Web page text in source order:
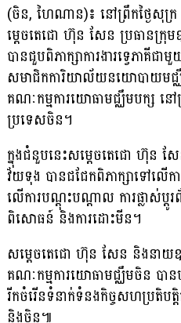
(ចិន, ហៃណាន)៖ នៅព្រឹកថ្ងៃសុក្
ម្តេចតេជោ ហ៊ុន សែន ប្រធានក្រុម​ឧ
បានជួបពិភាក្សាការងារទ្វេភា
សមាជិកការិយាល័យនយោបាយមជ្
គណៈកម្មការយោធាមជ្ឈឹមបក្ស នៅ
ប្រទេសចិន។
ក្នុងជំនួបនេះសម្តេចតេជោ ហ៊ុន
វ័យទុង បានជជែកពិភាក្សាទៅលើក
លើការបណ្តុះបណ្តាល ការផ្លាស់ប្តូ
ពិសោធន៍ និង​ការដោះមីន។
សម្តេចតេជោ ហ៊ុន សែន និងនាយ
គណៈកម្មការយោធាមជ្ឈឹមចិន បាន
រីកចំរើនទំនាក់ទំនងកិច្ចសហប្រតិបត្
និងចិន៕